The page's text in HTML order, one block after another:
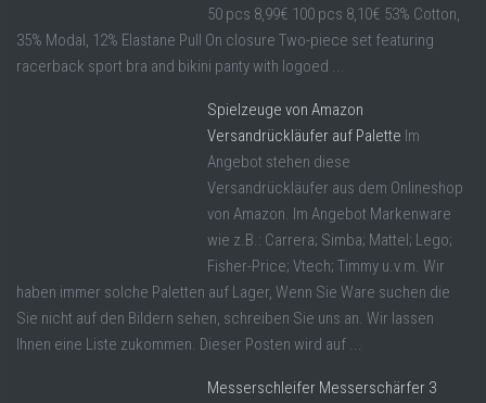
50 pcs 8,99€ 100 pcs 8,10€ 53% Cotton,
35% Modal, 12% Elastane Pull On closure Two-piece set featuring
racerback sport bra and bikini panty with logoed ...
Spielzeuge von Amazon
Versandrückläufer auf Palette Im
Angebot stehen diese
Versandrückläufer aus dem Onlineshop
von Amazon. Im Angebot Markenware
wie z.B.: Carrera; Simba; Mattel; Lego;
Fisher-Price; Vtech; Timmy u.v.m. Wir
haben immer solche Paletten auf Lager, Wenn Sie Ware suchen die
Sie nicht auf den Bildern sehen, schreiben Sie uns an. Wir lassen
Ihnen eine Liste zukommen. Dieser Posten wird auf ...
Messerschleifer Messerschärfer 3